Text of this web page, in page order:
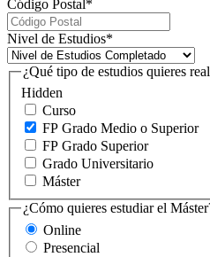
Código Postal*
Nivel de Estudios*
Hidden
¿Qué tipo de estudios quieres
Curso
FP Grado Medio o Superior
FP Grado Superior
Grado Universitario
Máster
¿Cómo quieres estudiar el
Online
Presencial